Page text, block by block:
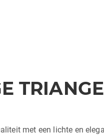
met een lichte en